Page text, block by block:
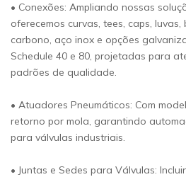
• Conexões: Ampliando nossas
oferecemos curvas, tees, caps,
carbono, aço inox e opções
Schedule 40 e 80, projetadas para
padrões de qualidade.
• Atuadores Pneumáticos: Com
retorno por mola, garantindo
para válvulas industriais.
• Juntas e Sedes para Válvulas: